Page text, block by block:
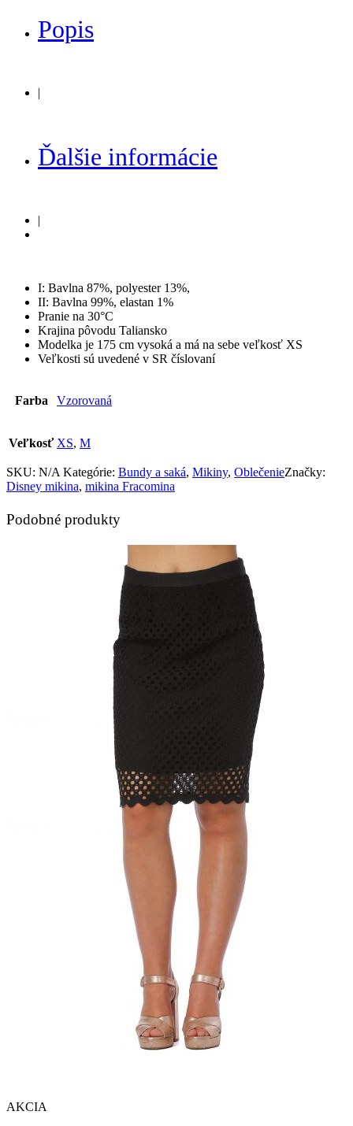
Popis
|
Ďalšie informácie
|
I: Bavlna 87%, polyester 13%,
II: Bavlna 99%, elastan 1%
Pranie na 30°C
Krajina pôvodu Taliansko
Modelka je 175 cm vysoká a má na sebe veľkosť XS
Veľkosti sú uvedené v SR číslovaní
Farba Vzorovaná
Veľkosť XS, M
SKU: N/A Kategórie: Bundy a saká, Mikiny, OblečenieZnačky:
Disney mikina, mikina Fracomina
Podobné produkty
AKCIA